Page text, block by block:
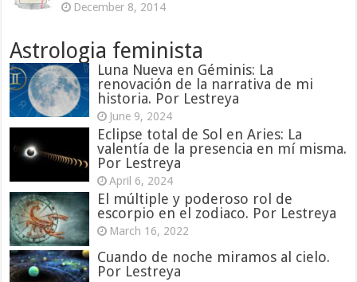
December 8, 2014
Astrologia feminista
Luna Nueva en Géminis: La
renovación de la narrativa de mi
historia. Por Lestreya
June 9, 2024
Eclipse total de Sol en Aries: La
valentía de la presencia en mí misma.
Por Lestreya
April 6, 2024
El múltiple y poderoso rol de
escorpio en el zodiaco. Por Lestreya
March 16, 2022
Cuando de noche miramos al cielo.
Por Lestreya